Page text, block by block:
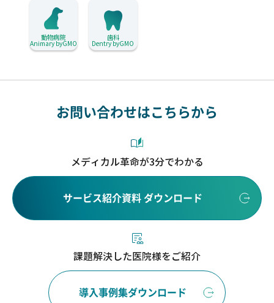
動物病院
Animary byGMO
歯科
Dentry byGMO
お問い合わせはこちらから
メディカル革命が3分でわかる
サービス紹介資料 ダウンロード
課題解決した医院様をご紹介
導入事例集ダウンロード